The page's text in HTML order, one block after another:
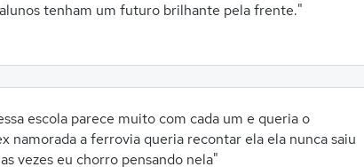
tenham um futuro brilhante pela frente."
escola parece muito com cada um e queria o
namorada a ferrovia queria recontar ela ela nunca saiu
vezes eu chorro pensando nela"